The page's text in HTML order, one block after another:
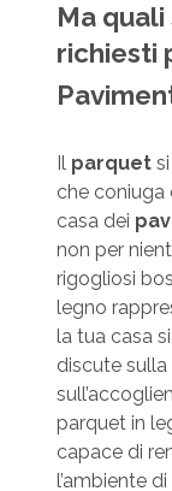
Ma
richiesti
Il parquet
che coniuga
casa dei
non per
rigogliosi
legno
la tua casa
discute sulla
parquet in
capace di
l’ambiente